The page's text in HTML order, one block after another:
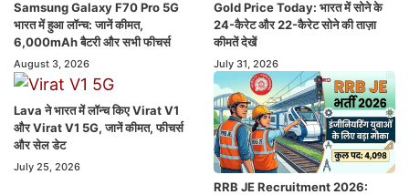
Samsung Galaxy F70 Pro 5G
भारत में हुआ लॉन्च: जानें कीमत,
6,000mAh बैटरी और सभी फीचर्स
August 3, 2026
Gold Price Today: भारत में सोने के
24-कैरेट और 22-कैरेट सोने की ताज़ा
कीमतें देखें
July 31, 2026
Lava ने भारत में लॉन्च किए Virat V1
और Virat V1 5G, जानें कीमत, फीचर्स
और सेल डेट
July 25, 2026
RRB JE Recruitment 2026: